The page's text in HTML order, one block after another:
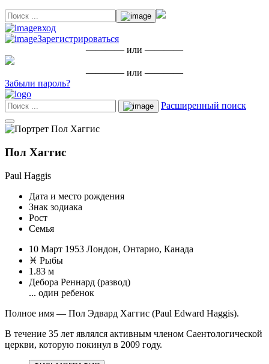
вход
Зарегистрироваться
———— или ————
———— или ————
Забыли пароль?
Расширенный поиск
Пол Хаггис
Paul Haggis
Дата и место рождения
Знак зодиака
Рост
Семья
10 Март 1953 Лондон, Онтарио, Канада
♓ Рыбы
1.83 м
Дебора Реннард (развод)
... один ребенок
Полное имя — Пол Эдвард Хаггис (Paul Edward Haggis).
В течение 35 лет являлся активным членом Саентологической
церкви, которую покинул в 2009 году.